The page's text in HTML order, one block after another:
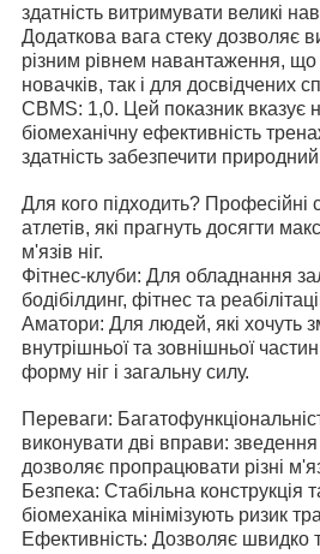
здатність витримувати великі
Додаткова вага стеку дозволяє
різним рівнем навантаження, що
новачків, так і для досвідчених
CBMS: 1,0. Цей показник вказує
біомеханічну ефективність
здатність забезпечити
Для кого підходить? Професійні
атлетів, які прагнуть досягти
м'язів ніг.
Фітнес-клуби: Для обладнання
бодібілдинг, фітнес та
Аматори: Для людей, які хочуть
внутрішньої та зовнішньої
форму ніг і загальну силу.
Переваги:
виконувати дві вправи:
дозволяє пропрацювати різні
Безпека: Стабільна конструкція
біомеханіка мінімізують ризик
Ефективність: Дозволяє швидко